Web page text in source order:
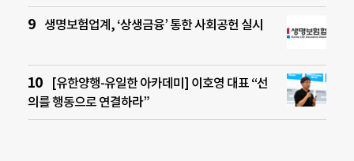
생명보험업계, ‘상생금융’ 통한 사회공헌 실시
[유한양행-유일한 아카데미] 이호영 대표 “선
의를 행동으로 연결하라”